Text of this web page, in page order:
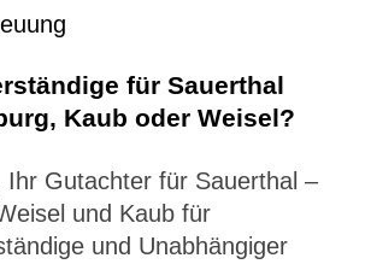
für Sauerthal
Kaub oder Weisel?
Ihr Gutachter für Sauerthal –
und Kaub für
und Unabhängiger